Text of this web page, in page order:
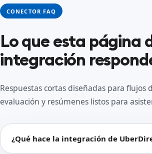
CONECTOR FAQ
Lo que esta página
integración
Respuestas cortas diseñadas para flujos
evaluación y resúmenes listos para
¿Qué hace la integración de